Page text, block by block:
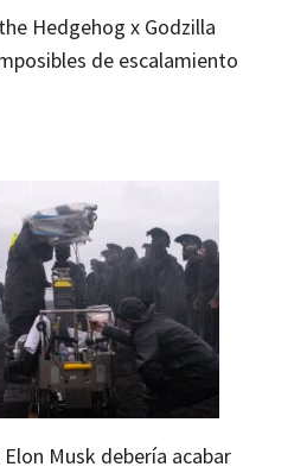
Hedgehog x Godzilla
de escalamiento
Musk debería acabar